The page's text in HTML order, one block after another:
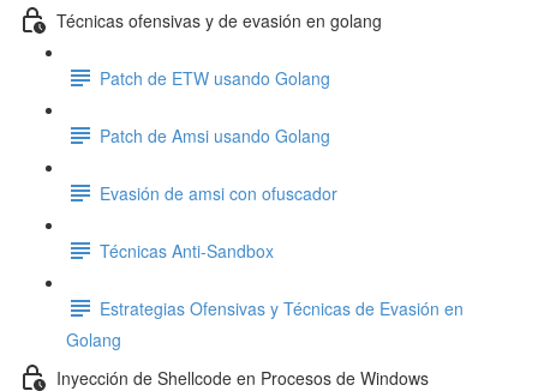
Técnicas ofensivas y de evasión en golang
Patch de ETW usando Golang
Patch de Amsi usando Golang
Evasión de amsi con ofuscador
Técnicas Anti-Sandbox
Estrategias Ofensivas y Técnicas de Evasión en
Golang
Inyección de Shellcode en Procesos de Windows